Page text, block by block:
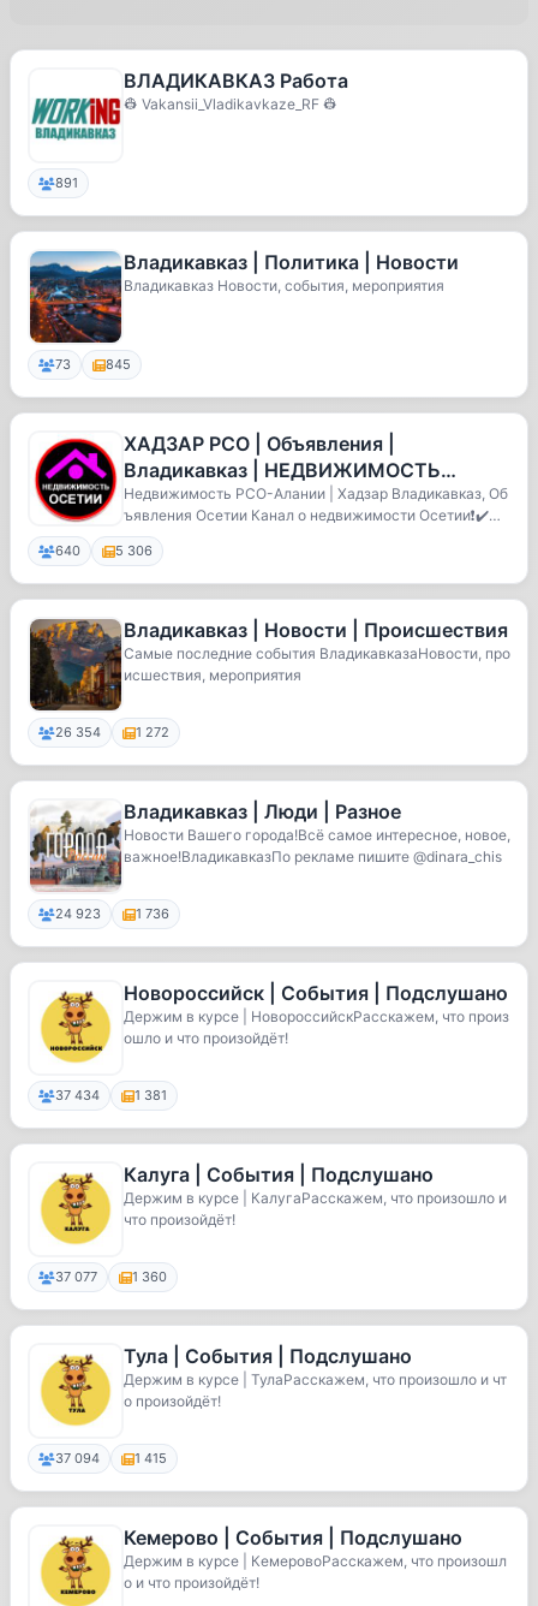
ВЛАДИКАВКАЗ Работа
👷 Vakansii_Vladikavkaze_RF 👷
891
Владикавказ | Политика | Новости
Владикавказ Новости, события, мероприятия
73 845
ХАДЗАР РСО | Объявления |
Владикавказ | НЕДВИЖИМОСТЬ
ОСЕТИИ
Недвижимость РСО-Алании | Хадзар Владикавказ, Об
ъявления Осетии Канал о недвижимости Осетии❗️✔️П
р...
640 5 306
Владикавказ | Новости | Происшествия
Самые последние события ВладикавказаНовости, про
исшествия, мероприятия
26 354 1 272
Владикавказ | Люди | Разное
Новости Вашего города!Всё самое интересное, новое,
важное!ВладикавказПо рекламе пишите @dinara_chis
24 923 1 736
Новороссийск | События | Подслушано
Держим в курсе | НовороссийскРасскажем, что произ
ошло и что произойдёт!
37 434 1 381
Калуга | События | Подслушано
Держим в курсе | КалугаРасскажем, что произошло и
что произойдёт!
37 077 1 360
Тула | События | Подслушано
Держим в курсе | ТулаРасскажем, что произошло и чт
о произойдёт!
37 094 1 415
Кемерово | События | Подслушано
Держим в курсе | КемеровоРасскажем, что произошл
о и что произойдёт!